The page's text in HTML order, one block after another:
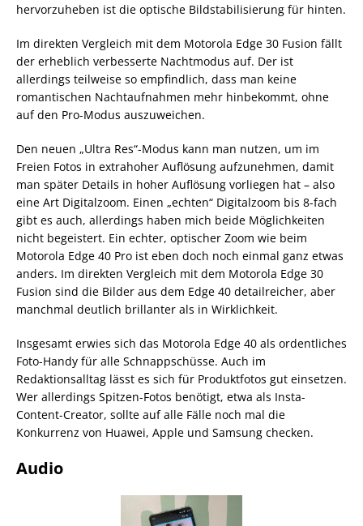
hervorzuheben ist die optische Bildstabilisierung für hinten.
Im direkten Vergleich mit dem Motorola Edge 30 Fusion fällt
der erheblich verbesserte Nachtmodus auf. Der ist
allerdings teilweise so empfindlich, dass man keine
romantischen Nachtaufnahmen mehr hinbekommt, ohne
auf den Pro-Modus auszuweichen.
Den neuen „Ultra Res“-Modus kann man nutzen, um im
Freien Fotos in extrahoher Auflösung aufzunehmen, damit
man später Details in hoher Auflösung vorliegen hat – also
eine Art Digitalzoom. Einen „echten“ Digitalzoom bis 8-fach
gibt es auch, allerdings haben mich beide Möglichkeiten
nicht begeistert. Ein echter, optischer Zoom wie beim
Motorola Edge 40 Pro ist eben doch noch einmal ganz etwas
anders. Im direkten Vergleich mit dem Motorola Edge 30
Fusion sind die Bilder aus dem Edge 40 detailreicher, aber
manchmal deutlich brillanter als in Wirklichkeit.
Insgesamt erwies sich das Motorola Edge 40 als ordentliches
Foto-Handy für alle Schnappschüsse. Auch im
Redaktionsalltag lässt es sich für Produktfotos gut einsetzen.
Wer allerdings Spitzen-Fotos benötigt, etwa als Insta-
Content-Creator, sollte auf alle Fälle noch mal die
Konkurrenz von Huawei, Apple und Samsung checken.
Audio